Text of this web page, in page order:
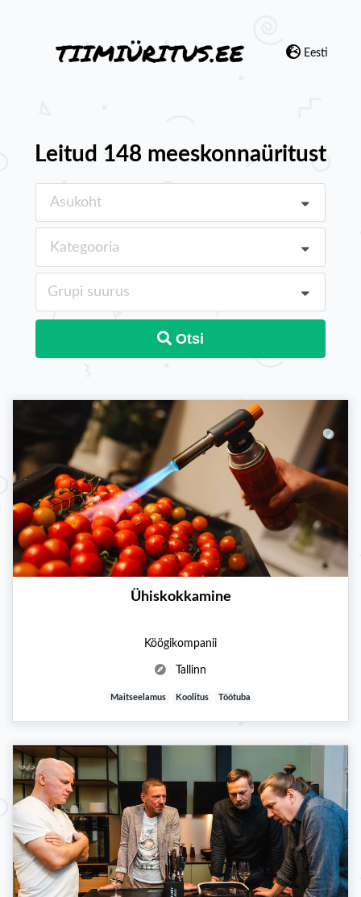
Eesti
Leitud 148 meeskonnaüritust
Asukoht
Kategooria
Grupi suurus
Otsi
Ühiskokkamine
Köögikompanii
Tallinn
Maitseelamus Koolitus Töötuba